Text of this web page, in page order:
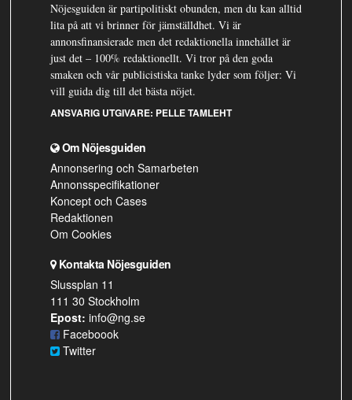
Nöjesguiden är partipolitiskt obunden, men du kan alltid
lita på att vi brinner för jämställdhet. Vi är
annonsfinansierade men det redaktionella innehållet är
just det – 100% redaktionellt. Vi tror på den goda
smaken och vår publicistiska tanke lyder som följer: Vi
vill guida dig till det bästa nöjet.
ANSVARIG UTGIVARE: PELLE TAMLEHT
Om Nöjesguiden
Annonsering och Samarbeten
Annonsspecifikationer
Koncept och Cases
Redaktionen
Om Cookies
Kontakta Nöjesguiden
Slussplan 11
111 30 Stockholm
Epost: info@ng.se
Faceboook
Twitter